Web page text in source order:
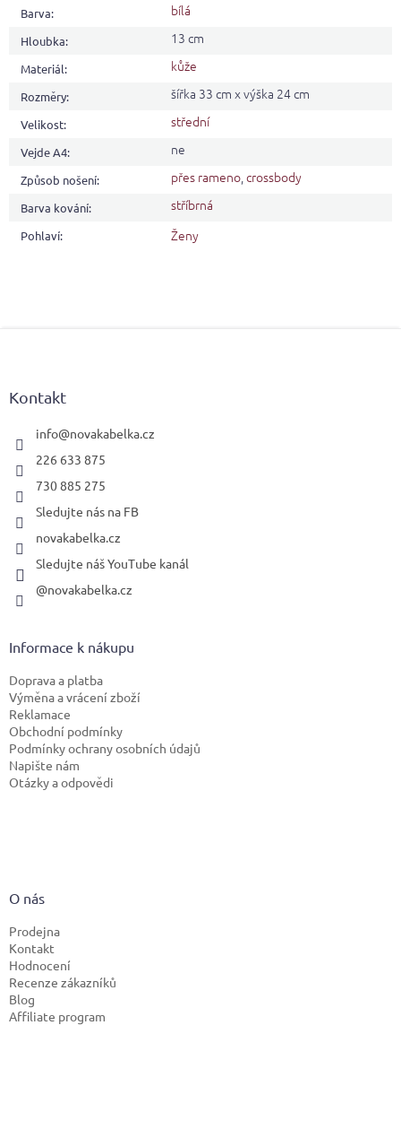
Barva: bílá
Hloubka: 13 cm
Materiál: kůže
Rozměry: šířka 33 cm x výška 24 cm
Velikost: střední
Vejde A4: ne
Způsob nošení: přes rameno,crossbody
Barva kování: stříbrná
Pohlaví: Ženy
Kontakt
info@novakabelka.cz
226 633 875
730 885 275
Sledujte nás na FB
novakabelka.cz
Sledujte náš YouTube kanál
@novakabelka.cz
Informace k nákupu
Doprava a platba
Výměna a vrácení zboží
Reklamace
Obchodní podmínky
Podmínky ochrany osobních údajů
Napište nám
Otázky a odpovědi
O nás
Prodejna
Kontakt
Hodnocení
Recenze zákazníků
Blog
Affiliate program